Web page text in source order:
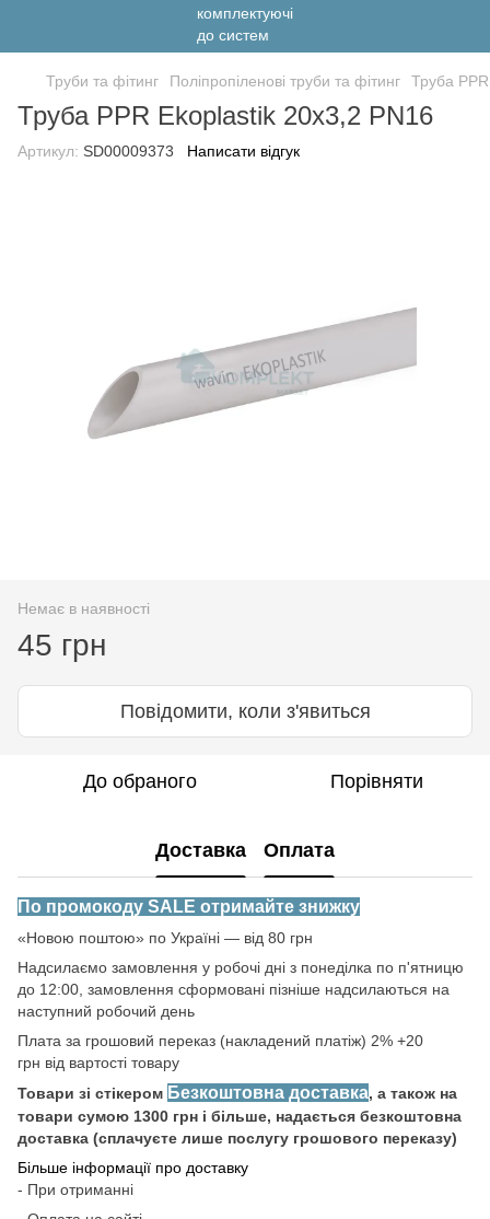
Труби та фітинг Поліпропіленові труби та фітинг Труба
Труба PPR Ekoplastik 20х3,2 PN16
Артикул: SD00009373 Написати відгук
Немає в наявності
45 грн
Повідомити, коли з'явиться
До обраного Порівняти
Доставка Оплата
По промокоду SALE отримайте знижку
«Новою поштою» по Україні — від 80 грн
Надсилаємо замовлення у робочі дні з понеділка по п'ятницю
до 12:00, замовлення сформовані пізніше надсилаються на
наступний робочий день
Плата за грошовий переказ (накладений платіж) 2% +20
грн від вартості товару
Товари зі стікером Безкоштовна доставка, а також на
товари сумою 1300 грн і більше, надається безкоштовна
доставка (сплачуєте лише послугу грошового переказу)
Більше інформації про доставку
- При отриманні